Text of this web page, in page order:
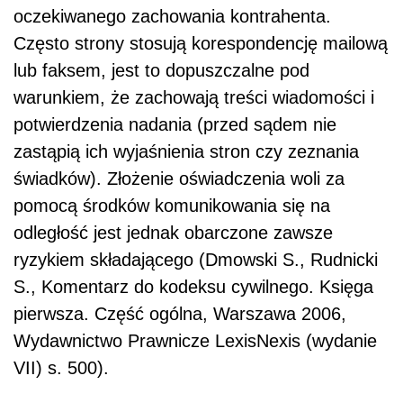
oczekiwanego zachowania kontrahenta.
Często strony stosują korespondencję mailową
lub faksem, jest to dopuszczalne pod
warunkiem, że zachowają treści wiadomości i
potwierdzenia nadania (przed sądem nie
zastąpią ich wyjaśnienia stron czy zeznania
świadków). Złożenie oświadczenia woli za
pomocą środków komunikowania się na
odległość jest jednak obarczone zawsze
ryzykiem składającego (Dmowski S., Rudnicki
S., Komentarz do kodeksu cywilnego. Księga
pierwsza. Część ogólna, Warszawa 2006,
Wydawnictwo Prawnicze LexisNexis (wydanie
VII) s. 500).